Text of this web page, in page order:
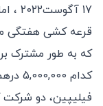
17
قرعه کشی هفتگی
کدام
فیلیپین، دو شرکت